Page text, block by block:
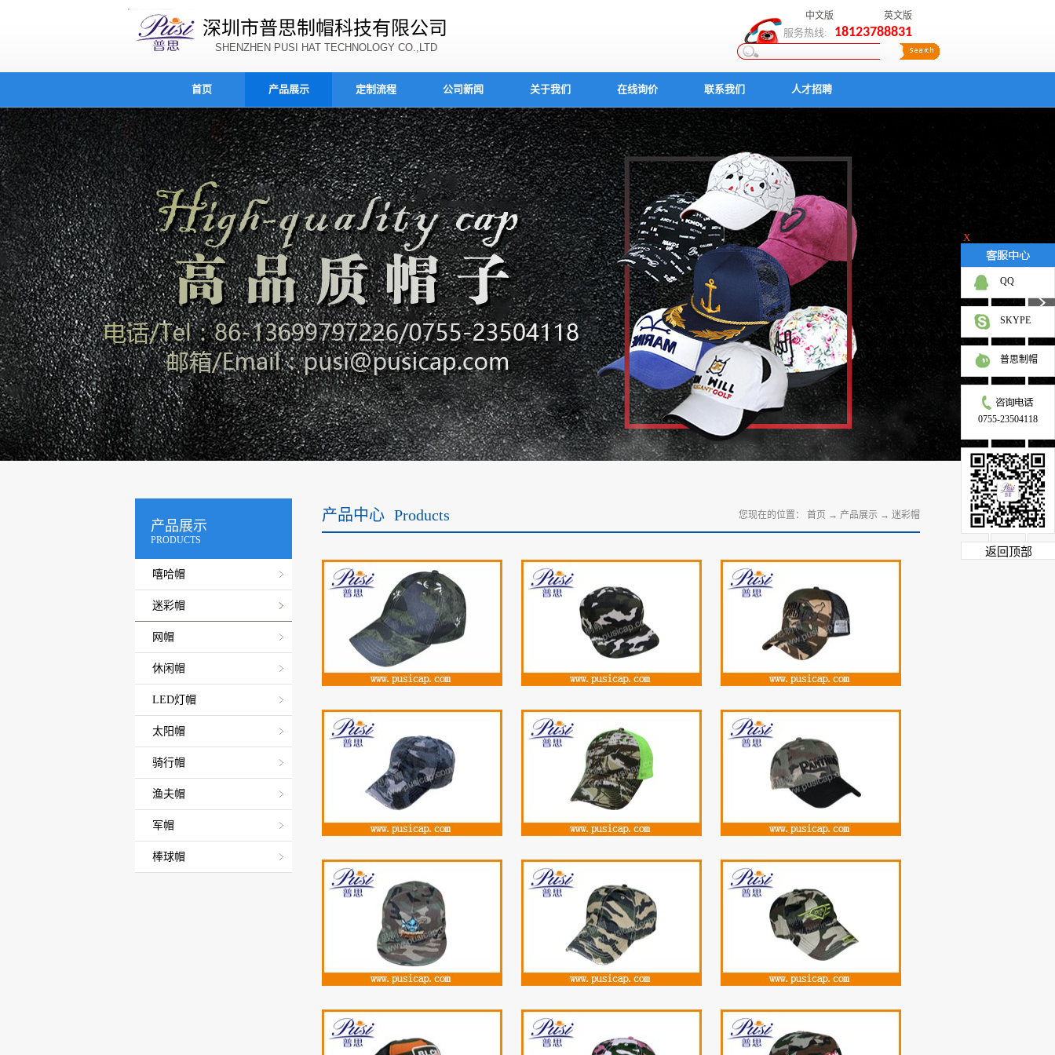
深圳市普思制帽科技有限公司
SHENZHEN PUSI HAT TECHNOLOGY CO.,LTD
服务热线: 18123788831
中文版 英文版
首页 产品展示 定制流程 公司新闻 关于我们 在线询价 联系我们 人才招聘
产品展示
PRODUCTS
嘻哈帽
迷彩帽
网帽
休闲帽
LED灯帽
太阳帽
骑行帽
渔夫帽
军帽
棒球帽
Products
产品中心 您现在的位置： 首页 → 产品展示 → 迷彩帽
X
QQ
SKYPE
普思制帽
0755-23504118
返回顶部